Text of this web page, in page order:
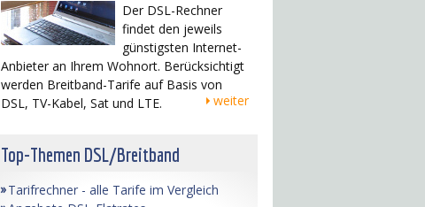
Der DSL-Rechner
findet den jeweils
günstigsten Internet-
Anbieter an Ihrem Wohnort. Berücksichtigt
werden Breitband-Tarife auf Basis von
DSL, TV-Kabel, Sat und LTE.
weiter
Top-Themen DSL/Breitband
Tarifrechner - alle Tarife im Vergleich